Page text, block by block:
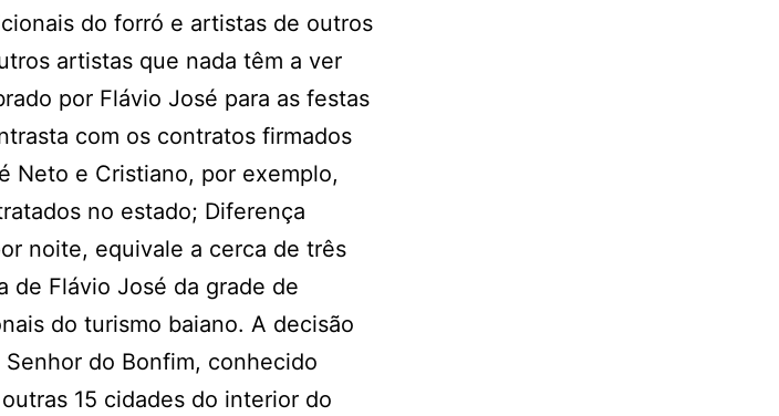
do forró e artistas de outros
artistas que nada têm a ver
por Flávio José para as festas
com os contratos firmados
Neto e Cristiano, por exemplo,
no estado; Diferença
noite, equivale a cerca de três
de Flávio José da grade de
do turismo baiano. A decisão
do Bonfim, conhecido
15 cidades do interior do